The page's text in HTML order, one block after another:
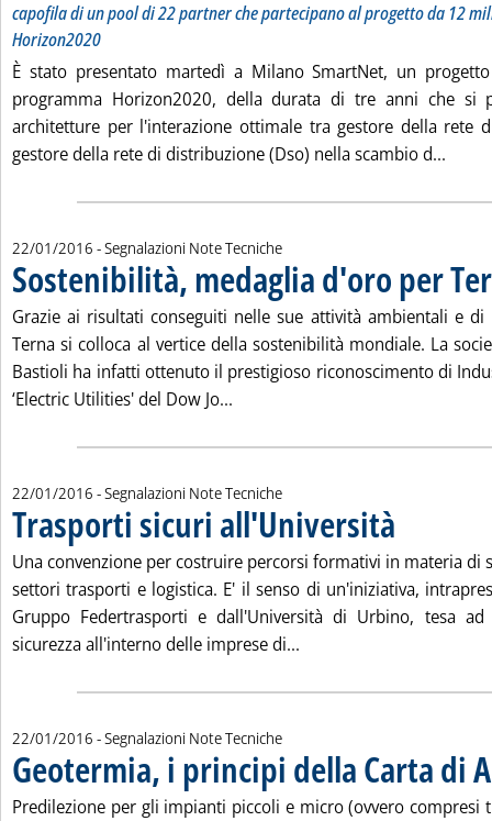
capofila di un pool di 22 partner che partecipano al progetto da 12
Horizon2020
È stato presentato martedì a Milano SmartNet, un
programma Horizon2020, della durata di tre anni che si
architetture per l'interazione ottimale tra gestore della rete
gestore della rete di distribuzione (Dso) nella scambio d...
22/01/2016 - Segnalazioni Note Tecniche
Sostenibilità, medaglia d'oro per
Grazie ai risultati conseguiti nelle sue attività ambientali e di
Terna si colloca al vertice della sostenibilità mondiale. La
Bastioli ha infatti ottenuto il prestigioso riconoscimento di
‘Electric Utilities' del Dow Jo...
22/01/2016 - Segnalazioni Note Tecniche
Trasporti sicuri all'Università
Una convenzione per costruire percorsi formativi in materia di
settori trasporti e logistica. E' il senso di un'iniziativa,
Gruppo Federtrasporti e dall'Università di Urbino, tesa
sicurezza all'interno delle imprese di...
22/01/2016 - Segnalazioni Note Tecniche
Geotermia, i principi della Carta di
Predilezione per gli impianti piccoli e micro (ovvero compresi